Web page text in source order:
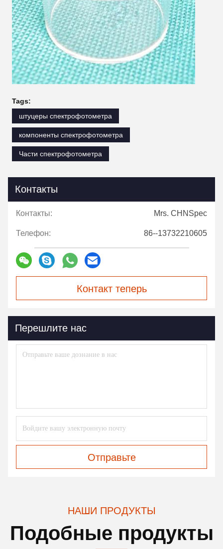
Tags:
штуцеры спектрофотометра
компоненты спектрофотометра
Части спектрофотометра
Контакты
Контакты: Mrs. CHNSpec
Телефон: 86--13732210605
Контакт теперь
Перешлите нас
Отправьте
НАШИ ПРОДУКТЫ
Подобные продукты